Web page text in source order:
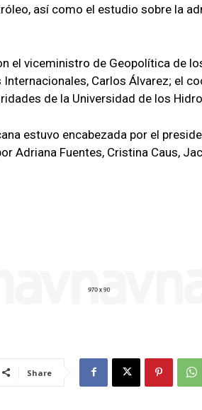
así como el estudio sobre la
el viceministro de Geopolítica de
Carlos Álvarez; el
de la Universidad de los
estuvo encabezada por el
Adriana Fuentes, Cristina Caus,
Share